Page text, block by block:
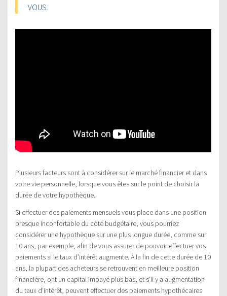
VOUS.
Plusieurs facteurs sont à considérer sur le marché financier et dans
votre vie personnelle, lorsque vous êtes sur le point de choisir la
durée de votre hypothèque.
Si effectuer des paiements mensuels vous place dans une position
presque inconfortable du côté budgétaire, vous pourriez
considérer une hypothèque sur une plus longue durée, comme sur
10 ans, par exemple, afin de vous assurer de pouvoir effectuer vos
paiements si le taux d’intérêt augmente. À la fin de cette durée de 10
ans, la plupart des acheteurs se retrouvent en meilleure position
financière, ont un capital impayé plus bas, et s’il y a augmentation
du taux d’intérêt, peuvent effectuer des paiements hypothécaires